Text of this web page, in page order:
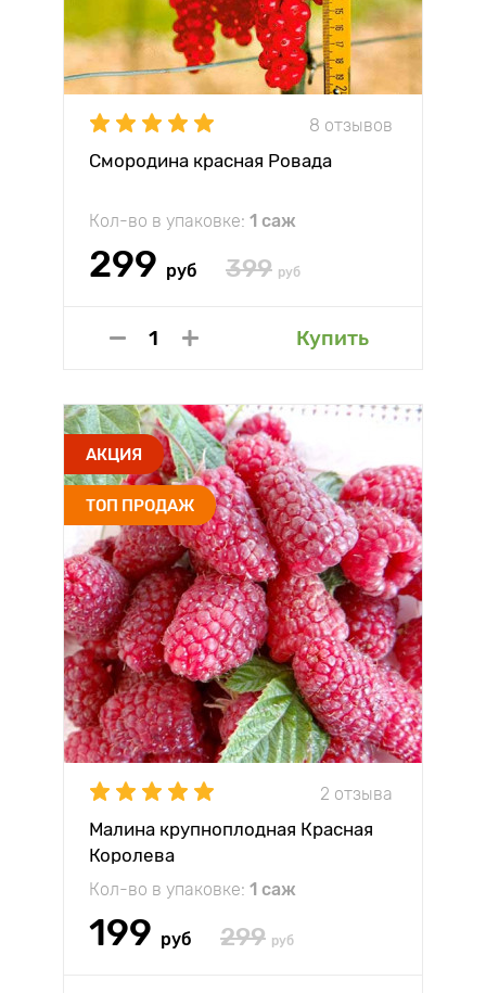
8 отзывов
Смородина красная Ровада
Кол-во в упаковке: 1 саж
299 руб 399 руб
Купить
АКЦИЯ
ТОП ПРОДАЖ
2 отзыва
Малина крупноплодная Красная
Королева
Кол-во в упаковке: 1 саж
199 руб 299 руб